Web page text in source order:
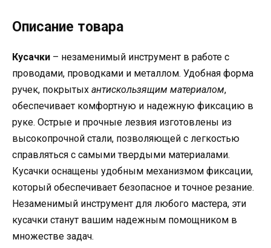
Описание товара
Кусачки – незаменимый инструмент в работе с
проводами, проводками и металлом. Удобная форма
ручек, покрытых антискользящим материалом,
обеспечивает комфортную и надежную фиксацию в
руке. Острые и прочные лезвия изготовлены из
высокопрочной стали, позволяющей с легкостью
справляться с самыми твердыми материалами.
Кусачки оснащены удобным механизмом фиксации,
который обеспечивает безопасное и точное резание.
Незаменимый инструмент для любого мастера, эти
кусачки станут вашим надежным помощником в
множестве задач.